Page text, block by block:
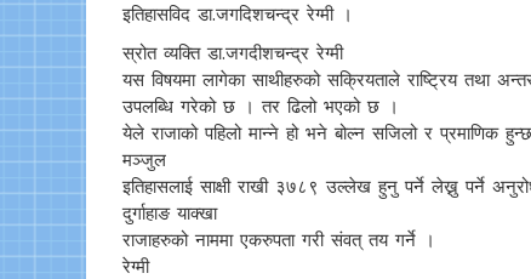
इतिहासविद डा.जगदिशचन्द्र रेग्मी ।
स्रोत व्यक्ति डा.जगदीशचन्द्र रेग्मी
यस विषयमा लागेका साथीहरुको सक्रियताले राष्ट्रिय तथा
उपलब्धि गरेको छ । तर ढिलो भएको छ ।
येले राजाको पहिलो मान्ने हो भने बोल्न सजिलो र प्रमाणिक
मञ्जुल
इतिहासलाई साक्षी राखी ३७८९ उल्लेख हुनु पर्ने लेख्नु पर्ने
दुर्गाहाङ याक्खा
राजाहरुको नाममा एकरुपता गरी संवत् तय गर्ने ।
रेग्मी